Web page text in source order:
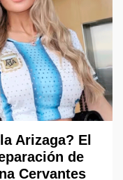
Arizaga? El
de
Cervantes